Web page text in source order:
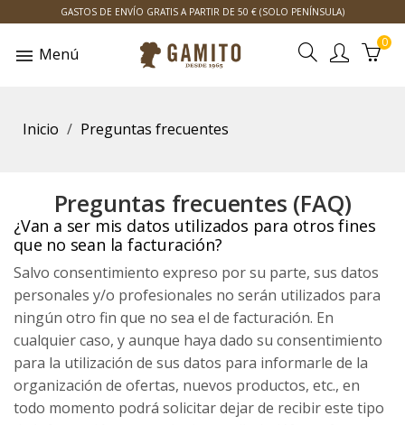
GASTOS DE ENVÍO GRATIS A PARTIR DE 50 € (SOLO PENÍNSULA)
Menú
0
Inicio Preguntas frecuentes
Preguntas frecuentes (FAQ)
¿Van a ser mis datos utilizados para otros fines
que no sean la facturación?
Salvo consentimiento expreso por su parte, sus datos
personales y/o profesionales no serán utilizados para
ningún otro fin que no sea el de facturación. En
cualquier caso, y aunque haya dado su consentimiento
para la utilización de sus datos para informarle de la
organización de ofertas, nuevos productos, etc., en
todo momento podrá solicitar dejar de recibir este tipo